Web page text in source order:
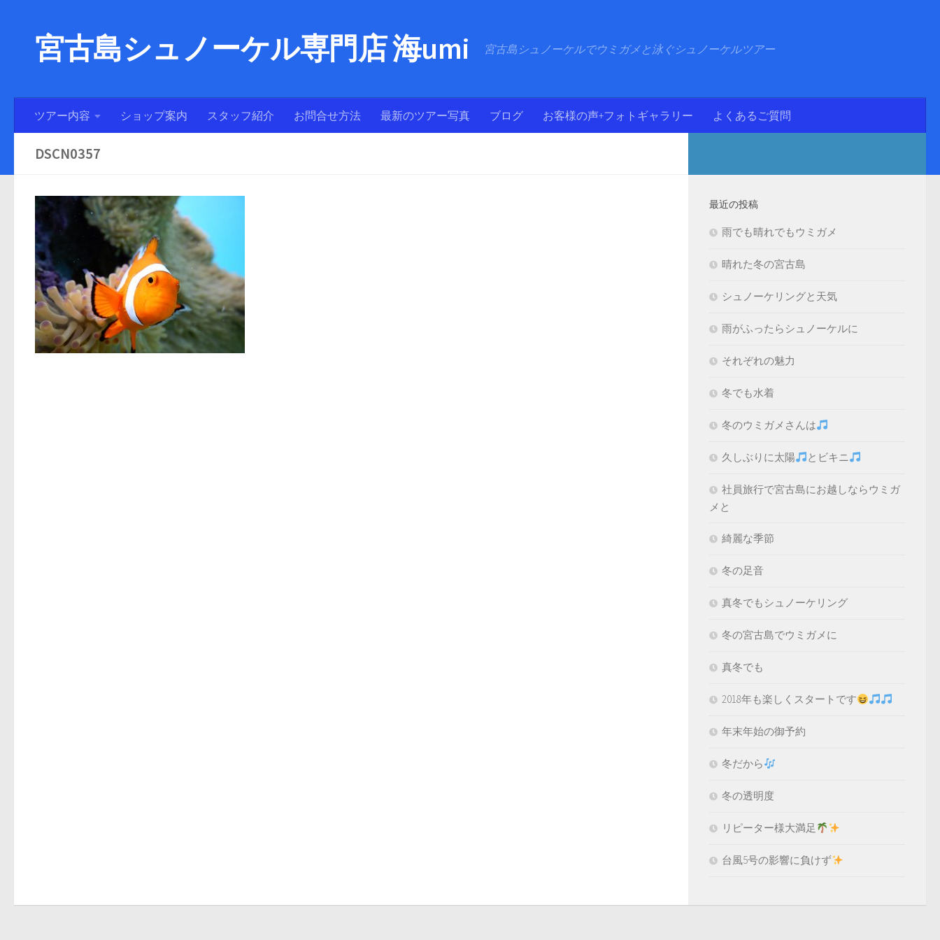
宮古島シュノーケル専門店 海umi 宮古島シュノーケルでウミガメと泳ぐシュノーケルツアー
ツアー内容 ショップ案内 スタッフ紹介 お問合せ方法 最新のツアー写真 ブログ お客様の声+フォトギャラリー よくあるご質問
DSCN0357
最近の投稿
雨でも晴れでもウミガメ
晴れた冬の宮古島
シュノーケリングと天気
雨がふったらシュノーケルに
それぞれの魅力
冬でも水着
冬のウミガメさんは
久しぶりに太陽 とビキニ
社員旅行で宮古島にお越しならウミガ
メと
綺麗な季節
冬の足音
真冬でもシュノーケリング
冬の宮古島でウミガメに
真冬でも
2018年も楽しくスタートです
年末年始の御予約
冬だから
冬の透明度
リピーター様大満足
台風5号の影響に負けず